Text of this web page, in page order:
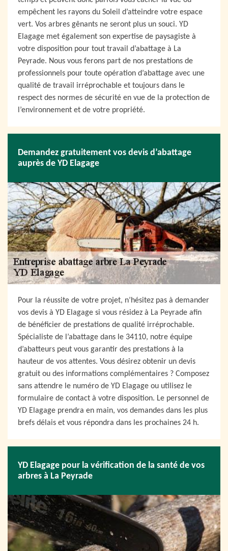
empêchent les rayons du Soleil d’atteindre votre espace
vert. Vos arbres gênants ne seront plus un souci. YD
Elagage met également son expertise de paysagiste à
votre disposition pour tout travail d’abattage à La
Peyrade. Nous vous ferons part de nos prestations de
professionnels pour toute opération d’abattage avec une
qualité de travail irréprochable et toujours dans le
respect des normes de sécurité en vue de la protection de
l’environnement et de votre propriété.
Demandez gratuitement vos devis d’abattage
auprès de YD Elagage
Pour la réussite de votre projet, n’hésitez pas à demander
vos devis à YD Elagage si vous résidez à La Peyrade afin
de bénéficier de prestations de qualité irréprochable.
Spécialiste de l’abattage dans le 34110, notre équipe
d’abatteurs peut vous garantir des prestations à la
hauteur de vos attentes. Vous désirez obtenir un devis
gratuit ou des informations complémentaires ? Composez
sans attendre le numéro de YD Elagage ou utilisez le
formulaire de contact à votre disposition. Le personnel de
YD Elagage prendra en main, vos demandes dans les plus
brefs délais et vous répondra dans les prochaines 24 h.
YD Elagage pour la vérification de la santé de vos
arbres à La Peyrade